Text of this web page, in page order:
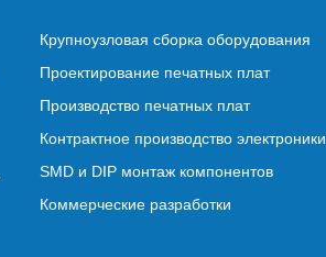
Крупноузловая сборка оборудования
Проектирование печатных плат
Производство печатных плат
Контрактное производство электроники
SMD и DIP монтаж компонентов
Коммерческие разработки